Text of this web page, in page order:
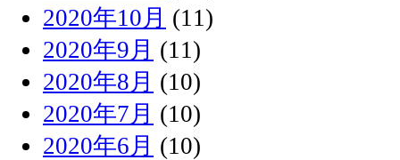
2020年10月 (11)
2020年9月 (11)
2020年8月 (10)
2020年7月 (10)
2020年6月 (10)